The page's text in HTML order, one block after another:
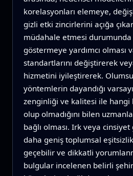
korelasyonları elemeye,
gizli etki zincirlerini açığa
müdahale etmesi
göstermeye yardımcı
standartlarını değiştirerek
hizmetini iyileştirerek.
yöntemlerin dayandığı
zenginliği ve kalitesi ile hangi
olup olmadığını bilen
bağlı olması. Irk veya
daha geniş toplumsal
geçebilir ve dikkatli
bulgular incelenen belirli